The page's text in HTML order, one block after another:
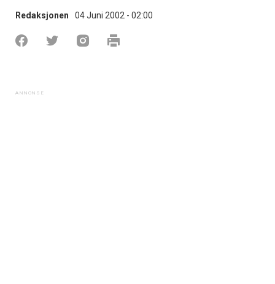
Redaksjonen 04 Juni 2002 - 02:00